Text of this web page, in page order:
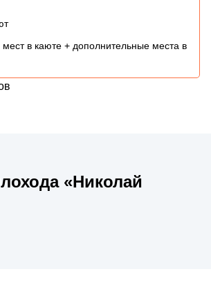
мест в каюте + дополнительные места в
«Николай